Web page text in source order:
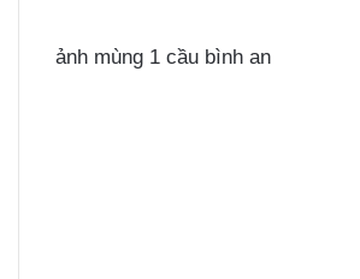
ảnh mùng 1 cầu bình an